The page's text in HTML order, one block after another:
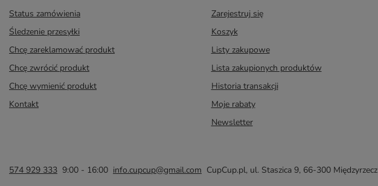
Status zamówienia
Śledzenie przesyłki
Chcę zareklamować produkt
Chcę zwrócić produkt
Chcę wymienić produkt
Kontakt
Zarejestruj się
Koszyk
Listy zakupowe
Lista zakupionych produktów
Historia transakcji
Moje rabaty
Newsletter
574 929 333 9:00 - 16:00 info.cupcup@gmail.com CupCup.pl, ul. Staszica 9, 66-300 Międzyrzecz